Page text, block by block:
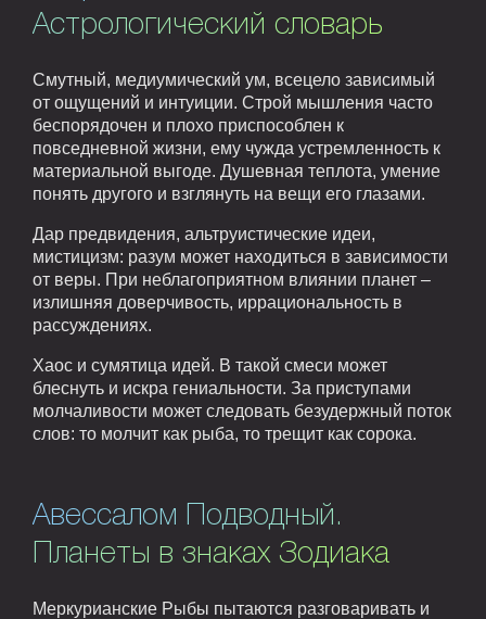
Астрологический словарь
Смутный, медиумический ум, всецело зависимый
от ощущений и интуиции. Строй мышления часто
беспорядочен и плохо приспособлен к
повседневной жизни, ему чужда устремленность к
материальной выгоде. Душевная теплота, умение
понять другого и взглянуть на вещи его глазами.
Дар предвидения, альтруистические идеи,
мистицизм: разум может находиться в зависимости
от веры. При неблагоприятном влиянии планет –
излишняя доверчивость, иррациональность в
рассуждениях.
Хаос и сумятица идей. В такой смеси может
блеснуть и искра гениальности. За приступами
молчаливости может следовать безудержный поток
слов: то молчит как рыба, то трещит как сорока.
Авессалом Подводный.
Планеты в знаках Зодиака
Меркурианские Рыбы пытаются разговаривать и